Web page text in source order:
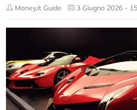
Money.it Guide 3 Giugno 2026 -